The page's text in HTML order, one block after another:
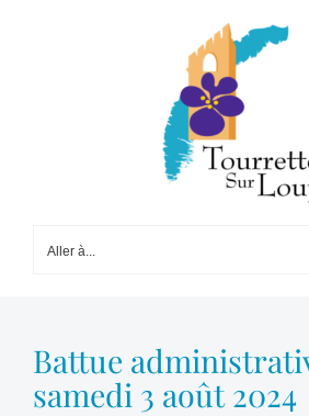
Aller à...
Battue
samedi 3 août 2024